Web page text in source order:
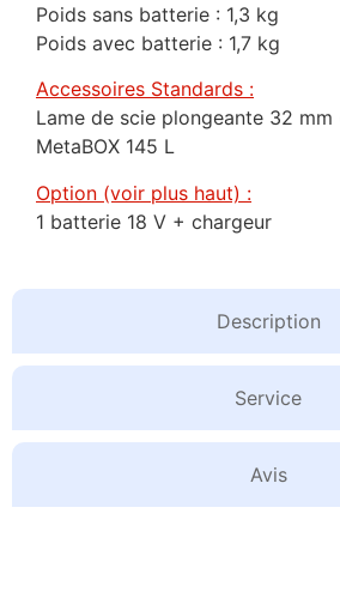
Description
Service
Avis
Poids sans batterie : 1,3 kg
Poids avec batterie : 1,7 kg
Accessoires Standards :
Lame de scie plongeante 32
MetaBOX 145 L
Option (voir plus haut) :
1 batterie 18 V + chargeur